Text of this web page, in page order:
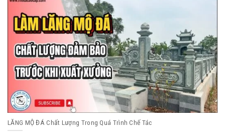
LĂNG MỘ ĐÁ Chất Lượng Trong Quá Trình Chế Tác